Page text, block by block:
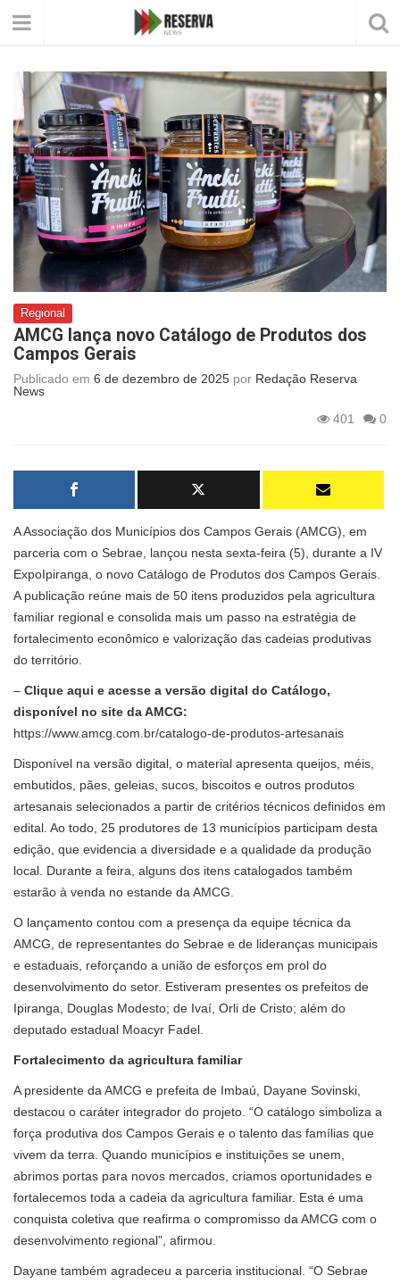
Regional
AMCG lança novo Catálogo de Produtos dos
Campos Gerais
Publicado em 6 de dezembro de 2025 por Redação Reserva
News
401
0
A Associação dos Municípios dos Campos Gerais (AMCG), em
parceria com o Sebrae, lançou nesta sexta-feira (5), durante a IV
ExpoIpiranga, o novo Catálogo de Produtos dos Campos Gerais.
A publicação reúne mais de 50 itens produzidos pela agricultura
familiar regional e consolida mais um passo na estratégia de
fortalecimento econômico e valorização das cadeias produtivas
do território.
– Clique aqui e acesse a versão digital do Catálogo,
disponível no site da AMCG:
https://www.amcg.com.br/catalogo-de-produtos-artesanais
Disponível na versão digital, o material apresenta queijos, méis,
embutidos, pães, geleias, sucos, biscoitos e outros produtos
artesanais selecionados a partir de critérios técnicos definidos em
edital. Ao todo, 25 produtores de 13 municípios participam desta
edição, que evidencia a diversidade e a qualidade da produção
local. Durante a feira, alguns dos itens catalogados também
estarão à venda no estande da AMCG.
O lançamento contou com a presença da equipe técnica da
AMCG, de representantes do Sebrae e de lideranças municipais
e estaduais, reforçando a união de esforços em prol do
desenvolvimento do setor. Estiveram presentes os prefeitos de
Ipiranga, Douglas Modesto; de Ivaí, Orli de Cristo; além do
deputado estadual Moacyr Fadel.
Fortalecimento da agricultura familiar
A presidente da AMCG e prefeita de Imbaú, Dayane Sovinski,
destacou o caráter integrador do projeto. “O catálogo simboliza a
força produtiva dos Campos Gerais e o talento das famílias que
vivem da terra. Quando municípios e instituições se unem,
abrimos portas para novos mercados, criamos oportunidades e
fortalecemos toda a cadeia da agricultura familiar. Esta é uma
conquista coletiva que reafirma o compromisso da AMCG com o
desenvolvimento regional”, afirmou.
Dayane também agradeceu a parceria institucional. “O Sebrae